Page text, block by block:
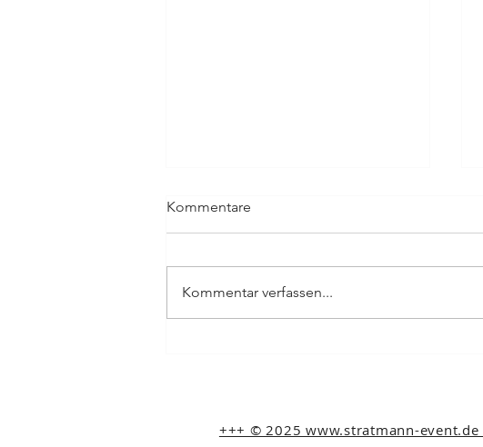
Kommentare
Kommentar verfassen...
+++ © 2025 www.stratmann-